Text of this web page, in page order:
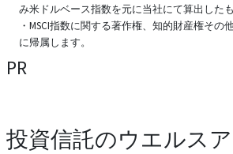
み米ドルベース指数を元に当社にて算出したも
・MSCI指数に関する著作権、知的財産権その
に帰属します。
PR
投資信託のウエルス